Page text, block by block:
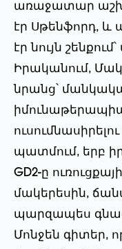
առաջատար
էր Սթենֆորդ,
էր նույն
Իրականում,
նրանց՝
պատմում, երբ
GD2-ը
մակերեսին,
պարզապես
Մոնջեն գիտեր,